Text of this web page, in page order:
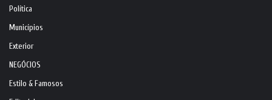
Política
Municípios
Exterior
NEGÓCIOS
Estilo & Famosos